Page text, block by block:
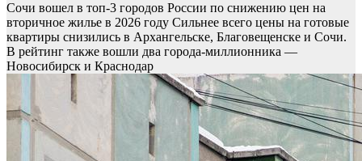
Сочи вошел в топ-3 городов России по снижению цен на
вторичное жилье в 2026 году Сильнее всего цены на готовые
квартиры снизились в Архангельске, Благовещенске и Сочи.
В рейтинг также вошли два города-миллионника —
Новосибирск и Краснодар